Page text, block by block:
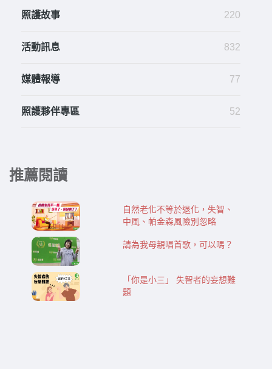
照護故事 220
活動訊息 832
媒體報導 77
照護夥伴專區 52
推薦閱讀
自然老化不等於退化，失智、
中風、帕金森風險別忽略
請為我母親唱首歌，可以嗎？
「你是小三」 失智者的妄想難
題